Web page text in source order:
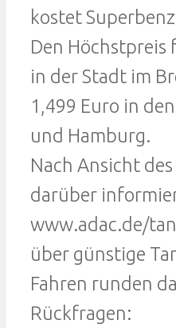
kostet
Den Höchstpreis
in der Stadt im
1,499 Euro in
und Hamburg.
Nach Ansicht
darüber
www.adac.de/
über günstige
Fahren runden
Rückfragen: